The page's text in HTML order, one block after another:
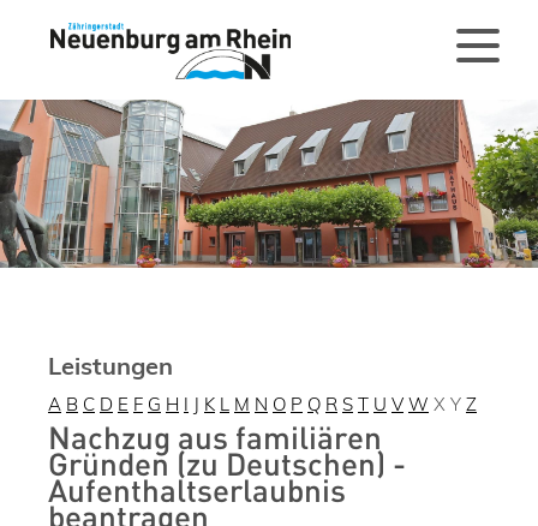
Leistungen
A B C D E F G H I J K L M N O P Q R S T U V W X Y Z
Nachzug aus familiären
Gründen (zu Deutschen) -
Aufenthaltserlaubnis